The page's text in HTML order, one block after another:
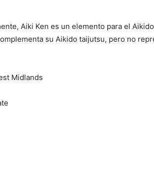
Aiki Ken es un elemento para el
su Aikido taijutsu, pero no
Midlands